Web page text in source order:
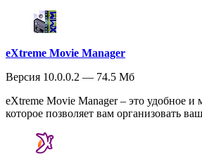
eXtreme Movie Manager
Версия 10.0.0.2 — 74.5 Мб
eXtreme Movie Manager – это удобное
которое позволяет вам организовать